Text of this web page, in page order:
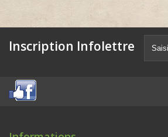
Inscription Infolettre